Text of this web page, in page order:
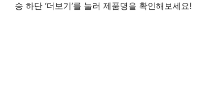
송 하단 ‘더보기’를 눌러 제품명을 확인해보세요!